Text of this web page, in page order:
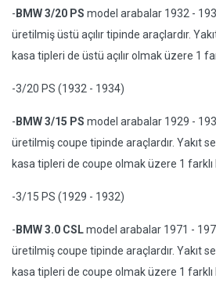
- BMW 3/20 PS model arabalar 1932 -
üretilmiş üstü açılır tipinde araçlardır.
kasa tipleri de üstü açılır olmak üzere 1
-3/20 PS (1932 - 1934)
- BMW 3/15 PS model arabalar 1929 -
üretilmiş coupe tipinde araçlardır. Yakıt
kasa tipleri de coupe olmak üzere 1
-3/15 PS (1929 - 1932)
- BMW 3.0 CSLmodel arabalar 1971 -
üretilmiş coupe tipinde araçlardır. Yakıt
kasa tipleri de coupe olmak üzere 1